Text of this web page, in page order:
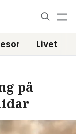
Livet
på